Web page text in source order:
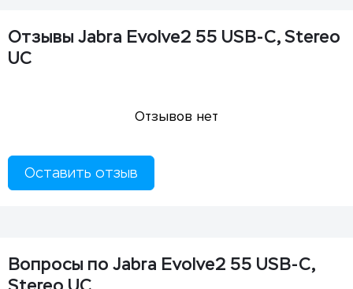
Отзывы Jabra Evolve2 55 USB-C, Stereo
UC
Отзывов нет
Оставить отзыв
Вопросы по Jabra Evolve2 55 USB-C,